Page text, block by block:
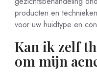
producten en
voor uw huidtype en
Kan ik zelf
om mijn